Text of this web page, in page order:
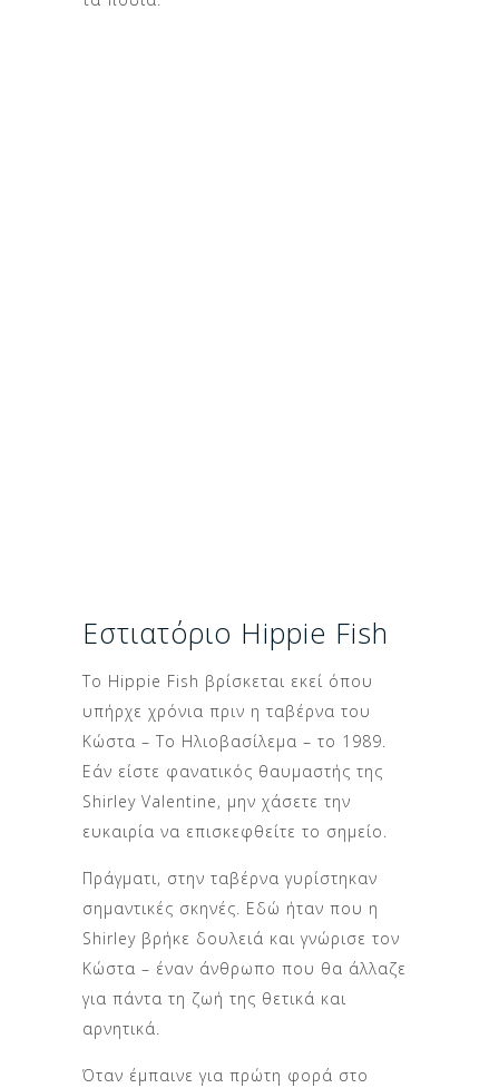
Εστιατόριο Hippie Fish
Το Hippie Fish βρίσκεται εκεί όπου
υπήρχε χρόνια πριν η ταβέρνα του
Κώστα – Το Ηλιοβασίλεμα – το 1989.
Εάν είστε φανατικός θαυμαστής της
Shirley Valentine, μην χάσετε την
ευκαιρία να επισκεφθείτε το σημείο.
Πράγματι, στην ταβέρνα γυρίστηκαν
σημαντικές σκηνές. Εδώ ήταν που η
Shirley βρήκε δουλειά και γνώρισε τον
Κώστα – έναν άνθρωπο που θα άλλαζε
για πάντα τη ζωή της θετικά και
αρνητικά.
Όταν έμπαινε για πρώτη φορά στο